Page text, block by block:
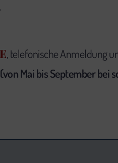
, telefonische Anmeldung
(von Mai bis September bei